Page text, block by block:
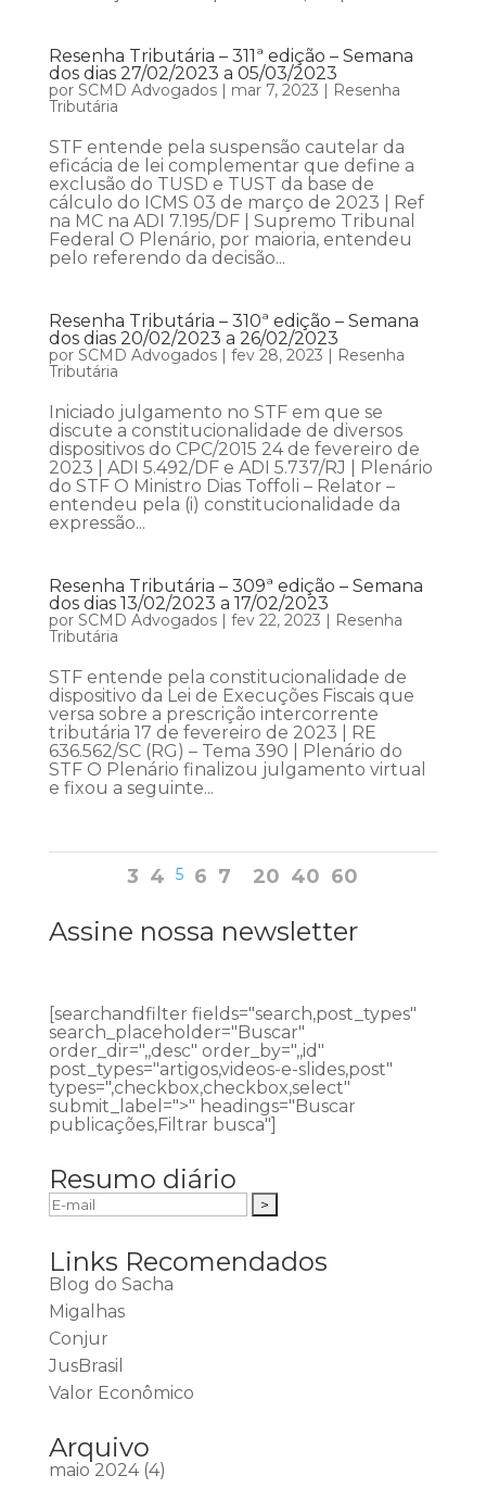
Resenha Tributária – 311ª edição – Semana
dos dias 27/02/2023 a 05/03/2023
por SCMD Advogados| mar 7, 2023 | Resenha
Tributária
STF entende pela suspensão cautelar da
eficácia de lei complementar que define a
exclusão do TUSD e TUST da base de
cálculo do ICMS 03 de março de 2023 | Ref
na MC na ADI 7.195/DF | Supremo Tribunal
Federal O Plenário, por maioria, entendeu
pelo referendo da decisão...
Resenha Tributária – 310ª edição – Semana
dos dias 20/02/2023 a 26/02/2023
por SCMD Advogados| fev 28, 2023 | Resenha
Tributária
Iniciado julgamento no STF em que se
discute a constitucionalidade de diversos
dispositivos do CPC/2015 24 de fevereiro de
2023 | ADI 5.492/DF e ADI 5.737/RJ | Plenário
do STF O Ministro Dias Toffoli – Relator –
entendeu pela (i) constitucionalidade da
expressão...
Resenha Tributária – 309ª edição – Semana
dos dias 13/02/2023 a 17/02/2023
por SCMD Advogados| fev 22, 2023 | Resenha
Tributária
STF entende pela constitucionalidade de
dispositivo da Lei de Execuções Fiscais que
versa sobre a prescrição intercorrente
tributária 17 de fevereiro de 2023 | RE
636.562/SC (RG) – Tema 390 | Plenário do
STF O Plenário finalizou julgamento virtual
e fixou a seguinte...
3 4 5 6 7 20 40 60
Assine nossa newsletter
[searchandfilter fields="search,post_types"
search_placeholder="Buscar"
order_dir=",,desc" order_by=",,id"
post_types="artigos,videos-e-slides,post"
types=",checkbox,checkbox,select"
submit_label=">" headings="Buscar
publicações,Filtrar busca"]
Resumo diário
Links Recomendados
Blog do Sacha
Migalhas
Conjur
JusBrasil
Valor Econômico
Arquivo
maio 2024(4)